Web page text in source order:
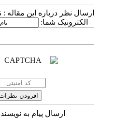
ارسال نظر درباره این مقاله :
الکترونیک شما:
ارسال پیام به